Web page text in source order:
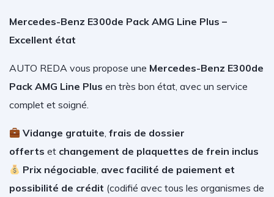
Mercedes-Benz E300de Pack AMG Line Plus –
Excellent état
AUTO REDA vous propose une Mercedes-Benz E300de
Pack AMG Line Plus en très bon état, avec un service
complet et soigné.
Vidange gratuite,frais de dossier
offerts et changement de plaquettes de frein inclus
Prix négociable, avec facilité de paiement et
possibilité de crédit (codifié avec tous les organismes de